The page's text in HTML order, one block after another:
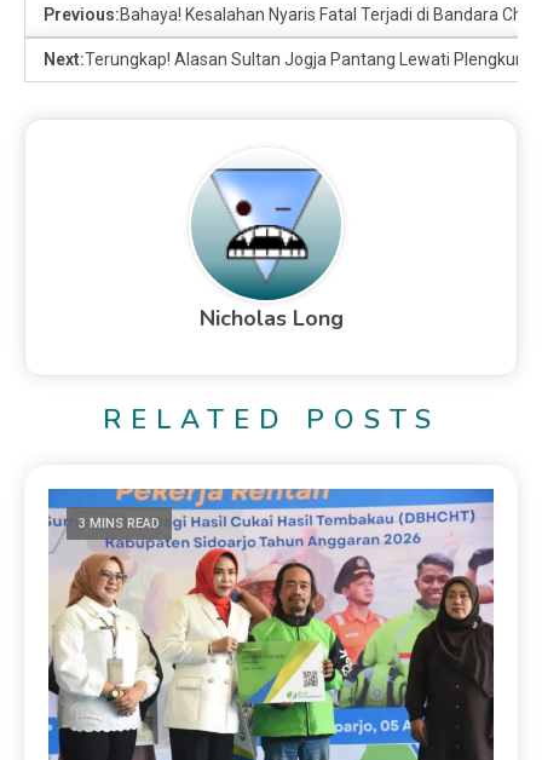
Previous:Bahaya! Kesalahan Nyaris Fatal Terjadi di Bandara
Next:Terungkap! Alasan Sultan Jogja Pantang Lewati Plengkung
Nicholas Long
RELATED POSTS
3 MINS READ